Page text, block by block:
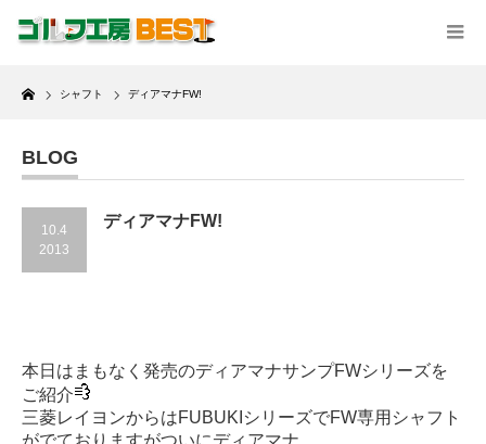
Home
シャフト ディアマナFW!
BLOG
10.4
2013
ディアマナFW!
本日はまもなく発売のディアマナサンプFWシリーズを
ご紹介
三菱レイヨンからはFUBUKIシリーズでFW専用シャフト
がでておりますがついにディアマナ